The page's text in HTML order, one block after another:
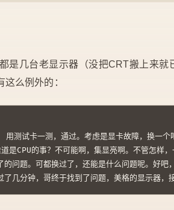
是几台老显示器（没把CRT搬上来就
么例外的：
测试卡一测，通过。考虑是显卡故障，换一
CPU的事？不可能啊，集显亮啊。不管怎样
问题。可都换过了，还能是什么问题呢。好
几分钟，哥终于找到了问题，美格的显示器，